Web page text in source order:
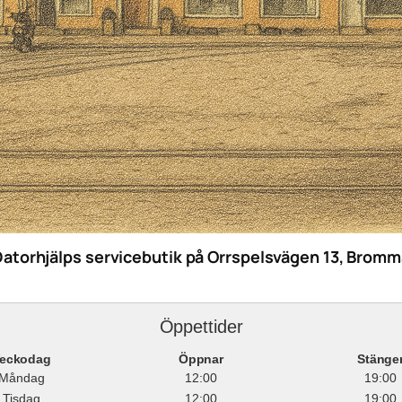
servicebutik på Orrspelsvägen 13,
Öppettider
Öppnar
12:00
19:00
Tisdag
12:00 19:00